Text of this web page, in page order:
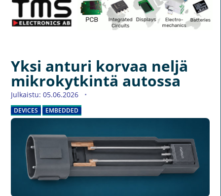
Yksi anturi korvaa neljä
mikrokytkintä autossa
Julkaistu: 05.06.2026
DEVICES EMBEDDED